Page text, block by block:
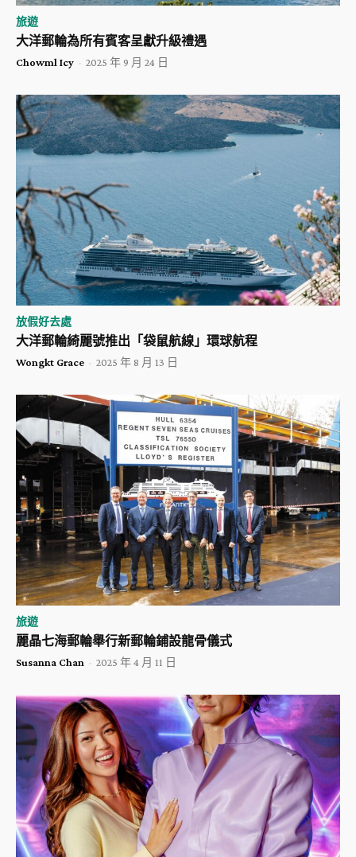
旅遊
大洋郵輪為所有賓客呈獻升級禮遇
Chowml Icy - 2025 年 9 月 24 日
放假好去處
大洋郵輪綺麗號推出「袋鼠航線」環球航程
Wongkt Grace - 2025 年 8 月 13 日
旅遊
麗晶七海郵輪舉行新郵輪鋪設龍骨儀式
Susanna Chan - 2025 年 4 月 11 日